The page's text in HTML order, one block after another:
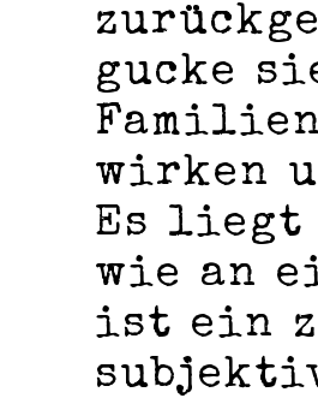
gucke
wirken
Es liegt
wie an
ist ein